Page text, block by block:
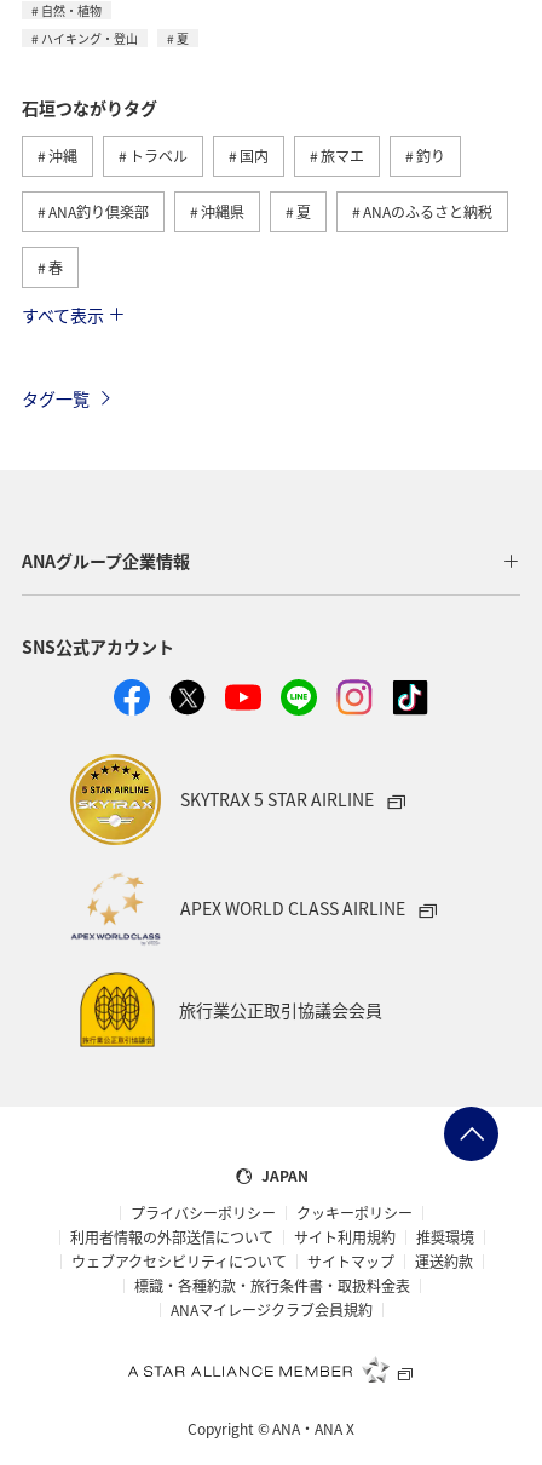
自然・植物
ハイキング・登山
夏
石垣つながりタグ
沖縄 トラベル 国内 旅マエ 釣り
ANA釣り倶楽部 沖縄県 夏 ANAのふるさと納税
春
海 秋
すべて表示
タグ一覧
ANAグループ企業情報
SNS公式アカウント
SKYTRAX 5 STAR AIRLINE
APEX WORLD CLASS AIRLINE
旅行業公正取引協議会会員
JAPAN
プライバシーポリシー
クッキーポリシー
利用者情報の外部送信について
サイト利用規約
推奨環境
ウェブアクセシビリティについて
サイトマップ
運送約款
標識・各種約款・旅行条件書・取扱料金表
ANAマイレージクラブ会員規約
Copyright ©ANA・ANA X